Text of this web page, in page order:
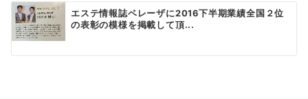
エステ情報誌ベレーザに2016下半期業績全国２位
の表彰の模様を掲載して頂...